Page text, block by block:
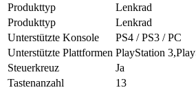
Produkttyp
Lenkrad
Produkttyp
Lenkrad
Unterstützte Konsole
PS4 / PS3 / PC
Unterstützte Plattformen PlayStation
Steuerkreuz
Ja
Tastenanzahl
13